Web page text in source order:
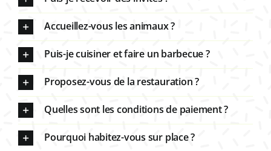
Accueillez-vous les animaux ?
Puis-je cuisiner et faire un barbecue ?
Proposez-vous de la restauration ?
Quelles sont les conditions de paiement ?
Pourquoi habitez-vous sur place ?